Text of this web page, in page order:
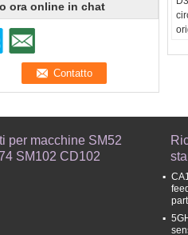
ora online in chat
99
per macchine SM52
SM102 CD102